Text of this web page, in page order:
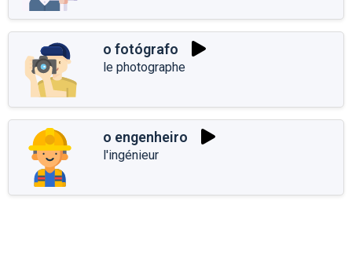
o fotógrafo
le photographe
o engenheiro
l'ingénieur